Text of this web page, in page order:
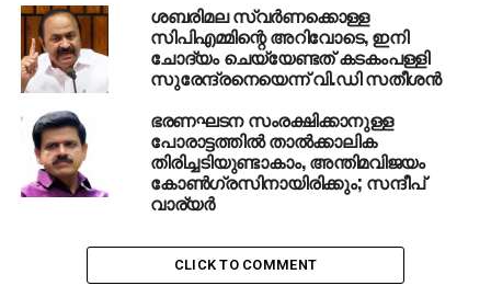
ശബരിമല സ്വര്‍ണക്കൊള്ള
സിപിഎമ്മിന്റെ അറിവോടെ, ഇനി
ചോദ്യം ചെയ്യേണ്ടത് കടകംപള്ളി
സുരേന്ദ്രനെയെന്ന് വി.ഡി സതീശന്‍
ഭരണഘടന സംരക്ഷിക്കാനുള്ള
പോരാട്ടത്തില്‍ താല്‍ക്കാലിക
തിരിച്ചടിയുണ്ടാകാം, അന്തിമവിജയം
കോണ്‍ഗ്രസിനായിരിക്കും; സന്ദീപ്
വാര്യര്‍
CLICK TO COMMENT